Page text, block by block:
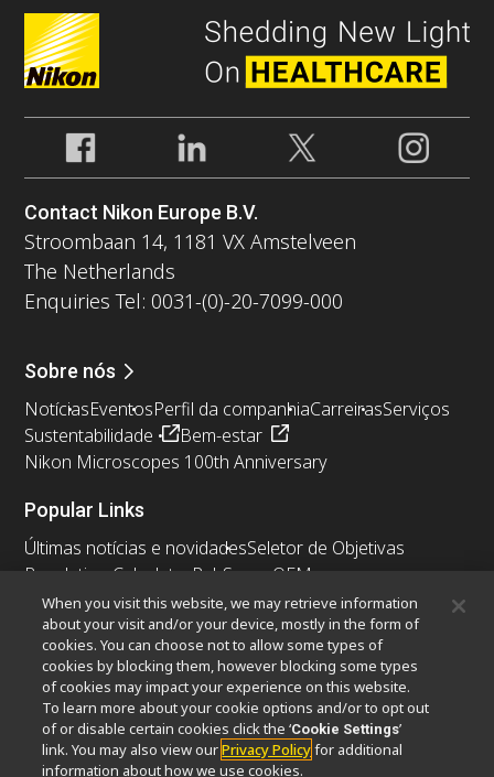
Contact Nikon Europe B.V.
Stroombaan 14, 1181 VX Amstelveen
The Netherlands
Enquiries Tel: 0031-(0)-20-7099-000
Sobre nós
NotíciasEventosPerfil da companhiaCarreirasServiços
Sustentabilidade
Bem-estar
Nikon Microscopes 100th Anniversary
Popular Links
Últimas notícias e novidadesSeletor de Objetivas
Resolution Calculator PubScope OEM
Nikon Small World
MicroscopyU
Outros produtos Nikon
Produtos de imagem
Microscopia industriais e Metrologia
Sistemas de litografia semicondutores
Sistemas de litografia FPD
When you visit this website, we may retrieve information
about your visit and/or your device, mostly in the form of
cookies. You can choose not to allow some types of
cookies by blocking them, however blocking some types
of cookies may impact your experience on this website.
To learn more about your cookie options and/or to opt out
of or disable certain cookies click the ‘Cookie Settings’
link. You may also view ourPrivacy Policyfor additional
information about how we use cookies.